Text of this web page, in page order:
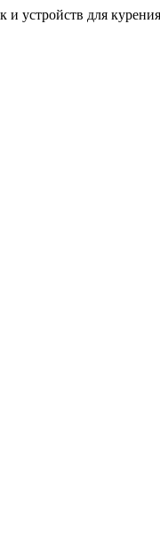
устройств для курения